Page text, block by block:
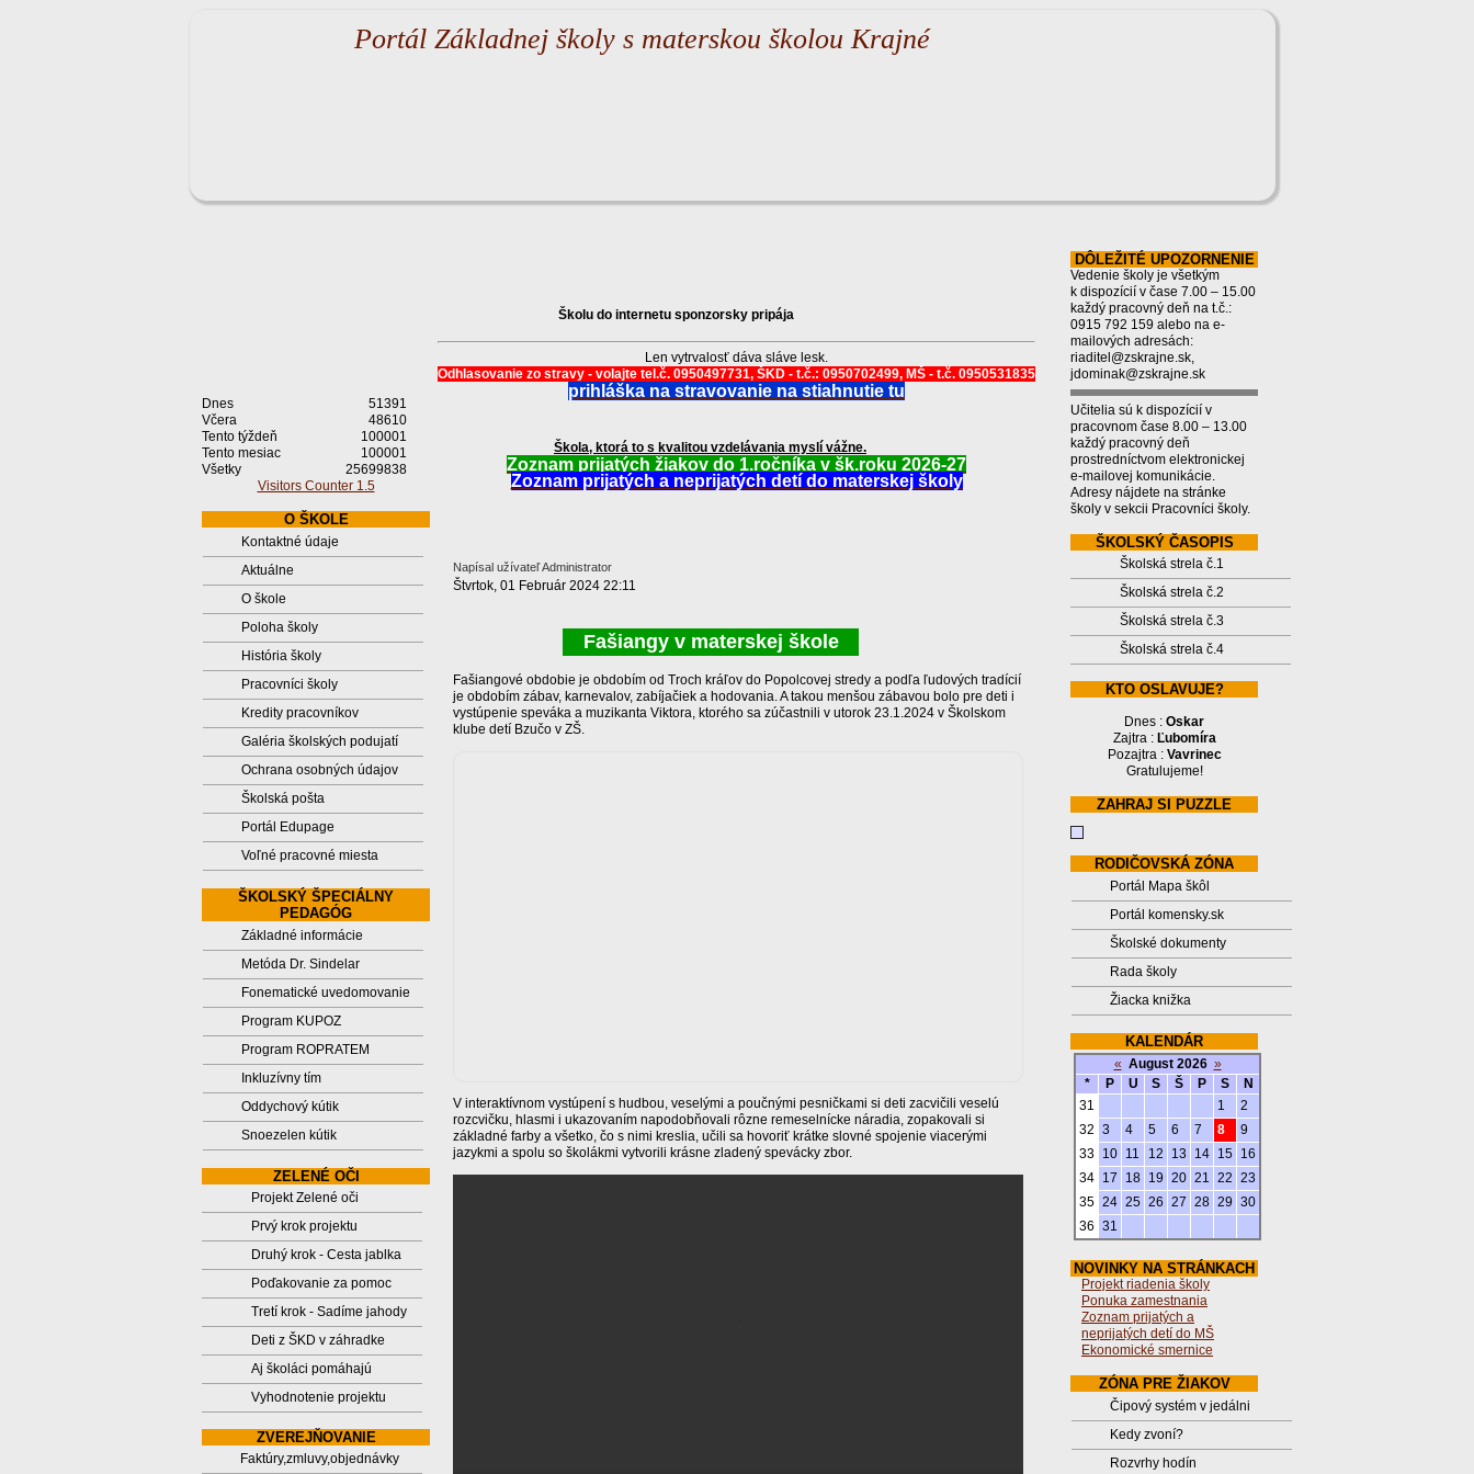
Portál Základnej školy s materskou školou Krajné
Dnes
51391
Včera
48610
Tento týždeň
100001
Tento mesiac
100001
Všetky
25699838
Visitors Counter 1.5
O ŠKOLE
Kontaktné údaje
Aktuálne
O škole
Poloha školy
História školy
Pracovníci školy
Kredity pracovníkov
Galéria školských podujatí
Ochrana osobných údajov
Školská pošta
Portál Edupage
Voľné pracovné miesta
ŠKOLSKÝ ŠPECIÁLNY
PEDAGÓG
Základné informácie
Metóda Dr. Sindelar
Fonematické uvedomovanie
Program KUPOZ
Program ROPRATEM
Inkluzívny tím
Oddychový kútik
Snoezelen kútik
ZELENÉ OČI
Projekt Zelené oči
Prvý krok projektu
Druhý krok - Cesta jablka
Poďakovanie za pomoc
Tretí krok - Sadíme jahody
Deti z ŠKD v záhradke
Aj školáci pomáhajú
Vyhodnotenie projektu
ZVEREJŇOVANIE
Faktúry,zmluvy,objednávky
Školu do internetu sponzorsky pripája
Len vytrvalosť dáva sláve lesk.
Odhlasovanie zo stravy - volajte tel.č. 0950497731, ŠKD - t.č.: 0950702499, MŠ - t.č. 0950531835
prihláška na stravovanie na stiahnutie tu
Škola, ktorá to s kvalitou vzdelávania myslí vážne.
Zoznam prijatých žiakov do 1.ročníka v šk.roku 2026-27
Zoznam prijatých a neprijatých detí do materskej školy
Napísal užívateľ Administrator
Štvrtok, 01 Február 2024 22:11
Fašiangy v materskej škole
Fašiangové obdobie je obdobím od Troch kráľov do Popolcovej stredy a podľa ľudových tradícií
je obdobím zábav, karnevalov, zabíjačiek a hodovania. A takou menšou zábavou bolo pre deti i
vystúpenie speváka a muzikanta Viktora, ktorého sa zúčastnili v utorok 23.1.2024 v Školskom
klube detí Bzučo v ZŠ.
V interaktívnom vystúpení s hudbou, veselými a poučnými pesničkami si deti zacvičili veselú
rozcvičku, hlasmi i ukazovaním napodobňovali rôzne remeselnícke náradia, zopakovali si
základné farby a všetko, čo s nimi kreslia, učili sa hovoriť krátke slovné spojenie viacerými
jazykmi a spolu so školákmi vytvorili krásne zladený spevácky zbor.
DÔLEŽITÉ UPOZORNENIE
Vedenie školy je všetkým
k dispozícií v čase 7.00 – 15.00
každý pracovný deň na t.č.:
0915 792 159 alebo na e-
mailových adresách:
riaditel@zskrajne.sk,
jdominak@zskrajne.sk
Učitelia sú k dispozícií v
pracovnom čase 8.00 – 13.00
každý pracovný deň
prostredníctvom elektronickej
e-mailovej komunikácie.
Adresy nájdete na stránke
školy v sekcii Pracovníci školy.
ŠKOLSKÝ ČASOPIS
Školská strela č.1
Školská strela č.2
Školská strela č.3
Školská strela č.4
KTO OSLAVUJE?
Dnes : Oskar
Zajtra : Ľubomíra
Pozajtra : Vavrinec
Gratulujeme!
ZAHRAJ SI PUZZLE
RODIČOVSKÁ ZÓNA
Portál Mapa škôl
Portál komensky.sk
Školské dokumenty
Rada školy
Žiacka knižka
KALENDÁR
« August 2026 »
*
P U S Š P S
N
31
1
2
32 3 4 5 6 7 8
9
33 10 11 12 13 14 15 16
34 17 18 19 20 21 22 23
35 24 25 26 27 28 29 30
36 31
NOVINKY NA STRÁNKACH
Projekt riadenia školy
Ponuka zamestnania
Zoznam prijatých a
neprijatých detí do MŠ
Ekonomické smernice
ZÓNA PRE ŽIAKOV
Čipový systém v jedálni
Kedy zvoní?
Rozvrhy hodín